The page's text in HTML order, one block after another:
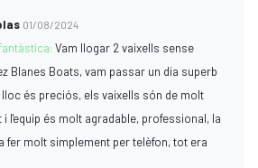
01/08/2024
Vam llogar 2 vaixells sense
Blanes Boats, vam passar un dia superb
lloc és preciós, els vaixells són de molt
i l'equip és molt agradable, professional, la
fer molt simplement per telèfon, tot era